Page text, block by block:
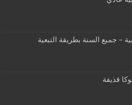
– جميع السنة بطريقة التبعية
قذيفة